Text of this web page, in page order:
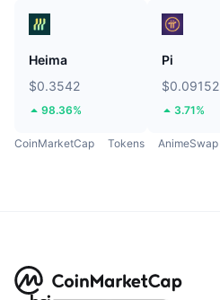
Heima
$0.3542
98.36%
Pi
$0.09152
3.71%
CoinMarketCap Tokens AnimeSwap